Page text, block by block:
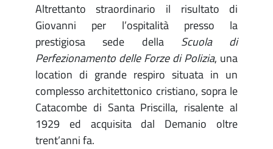
Altrettanto straordinario il risultato di
Giovanni per l’ospitalità presso la
prestigiosa sede della Scuola di
Perfezionamento delle Forze di Polizia, una
location di grande respiro situata in un
complesso architettonico cristiano, sopra le
Catacombe di Santa Priscilla, risalente al
1929 ed acquisita dal Demanio oltre
trent’anni fa.